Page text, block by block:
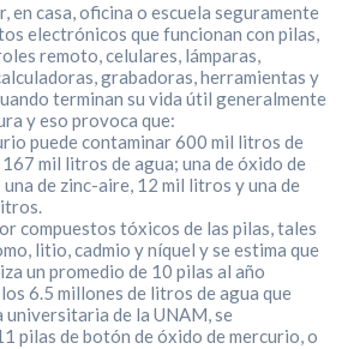
en casa, oficina o escuela seguramente
electrónicos que funcionan con pilas,
remoto, celulares, lámparas,
grabadoras, herramientas y
terminan su vida útil generalmente
y eso provoca que:
puede contaminar 600 mil litros de
mil litros de agua; una de óxido de
de zinc-aire, 12 mil litros y una de
compuestos tóxicos de las pilas, tales
litio, cadmio y níquel y se estima que
un promedio de 10 pilas al año
6.5 millones de litros de agua que
universitaria de la UNAM, se
pilas de botón de óxido de mercurio, o